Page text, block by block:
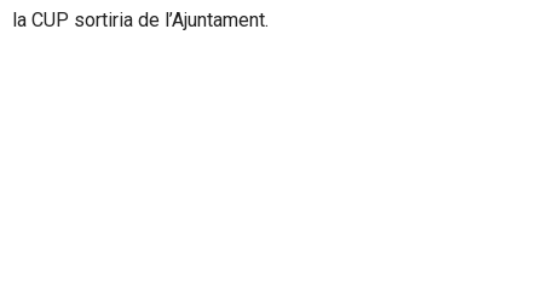
la CUP sortiria de l’Ajuntament.